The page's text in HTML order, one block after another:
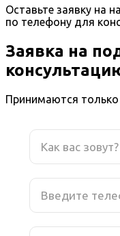
Оставьте заявку на
по телефону для
Заявка на
Принимаются